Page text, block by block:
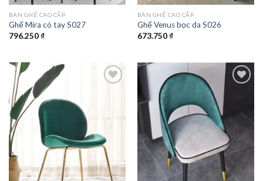
BÀN GHẾ CAO CẤP
Ghế Mira có tay S027
796.250₫
BÀN GHẾ CAO CẤP
Ghế Venus bọc da S026
673.750₫
Add to
wishlist